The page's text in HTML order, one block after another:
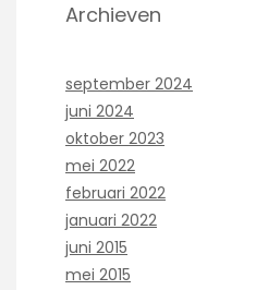
Archieven
september 2024
juni 2024
oktober 2023
mei 2022
februari 2022
januari 2022
juni 2015
mei 2015